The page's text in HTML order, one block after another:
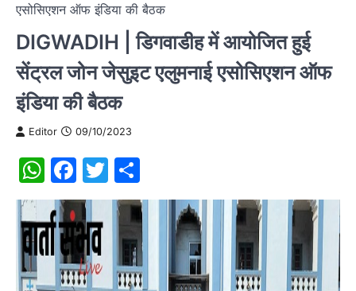
एसोसिएशन ऑफ इंडिया की बैठक
DIGWADIH | डिगवाडीह में आयोजित हुई
सेंट्रल जोन जेसुइट एलुमनाई एसोसिएशन ऑफ
इंडिया की बैठक
Editor 09/10/2023
WhatsApp
Facebook
Twitter